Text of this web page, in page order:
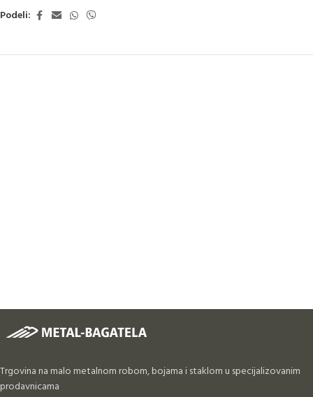
Podeli:
Trgovina na malo metalnom robom, bojama i staklom u specijalizovanim
prodavnicama